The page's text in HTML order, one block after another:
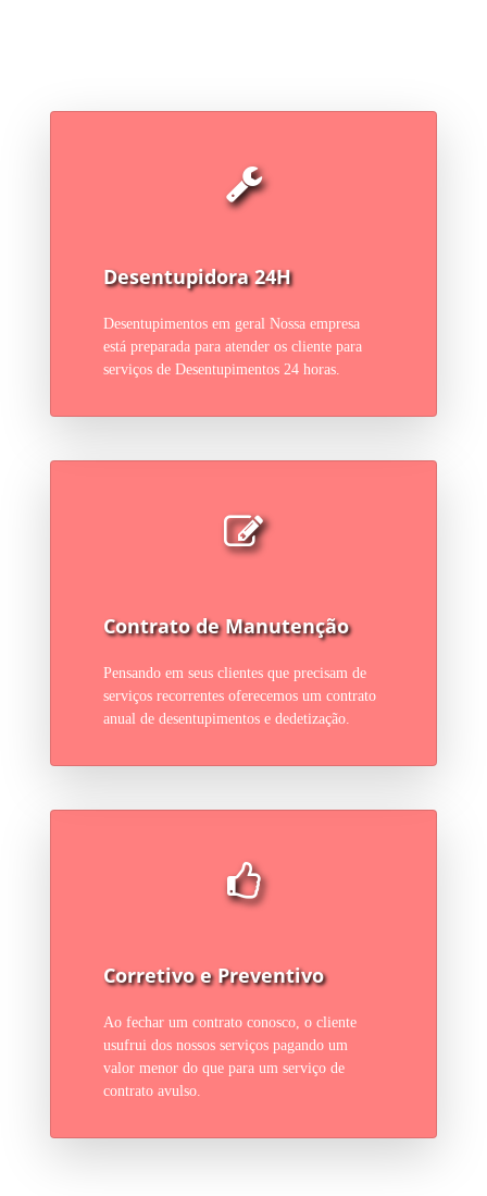
Desentupidora 24H
Desentupimentos em geral Nossa empresa
está preparada para atender os cliente para
serviços de Desentupimentos 24 horas.
Contrato de Manutenção
Pensando em seus clientes que precisam de
serviços recorrentes oferecemos um contrato
anual de desentupimentos e dedetização.
Corretivo e Preventivo
Ao fechar um contrato conosco, o cliente
usufrui dos nossos serviços pagando um
valor menor do que para um serviço de
contrato avulso.